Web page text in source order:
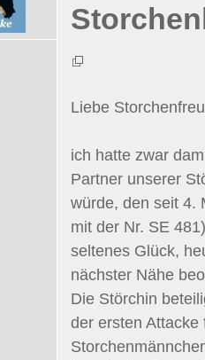
Liebe
ich hatte zwar
Partner unserer
würde, den seit 4.
mit der Nr. SE
seltenes Glück,
nächster Nähe
Die Störchin
der ersten Attacke